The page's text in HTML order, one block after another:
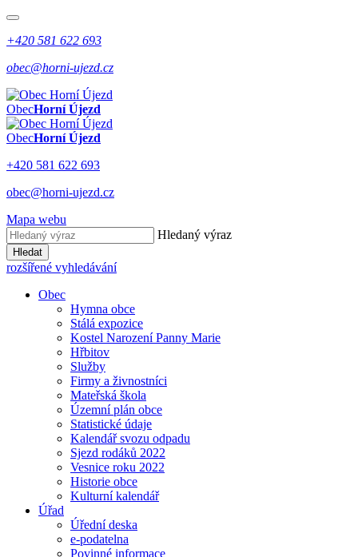
+420 581 622 693
obec@horni-ujezd.cz
ObecHorní Újezd
ObecHorní Újezd
+420 581 622 693
obec@horni-ujezd.cz
Mapa webu
Hledaný výraz
Hledat
rozšířené vyhledávání
Obec
Hymna obce
Stálá expozice
Kostel Narození Panny Marie
Hřbitov
Služby
Firmy a živnostníci
Mateřská škola
Územní plán obce
Statistické údaje
Kalendář svozu odpadu
Sjezd rodáků 2022
Vesnice roku 2022
Historie obce
Kulturní kalendář
Úřad
Úřední deska
e-podatelna
Povinné informace